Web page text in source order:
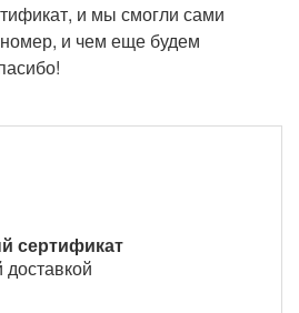
и мы смогли сами
и чем еще будем
сертификат